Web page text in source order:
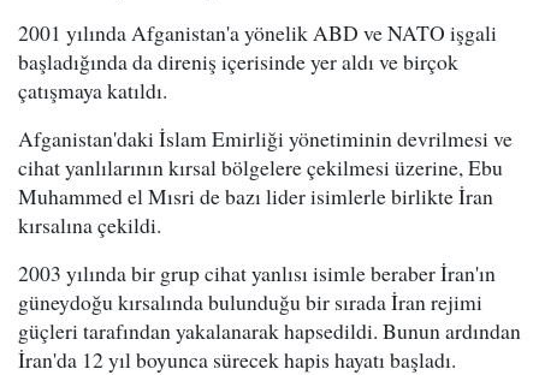
2001 yılında Afganistan'a yönelik ABD ve NATO işgali
başladığında da direniş içerisinde yer aldı ve birçok
çatışmaya katıldı.
Afganistan'daki İslam Emirliği yönetiminin devrilmesi ve
cihat yanlılarının kırsal bölgelere çekilmesi üzerine, Ebu
Muhammed el Mısri de bazı lider isimlerle birlikte İran
kırsalına çekildi.
2003 yılında bir grup cihat yanlısı isimle beraber İran'ın
güneydoğu kırsalında bulunduğu bir sırada İran rejimi
güçleri tarafından yakalanarak hapsedildi. Bunun ardından
İran'da 12 yıl boyunca sürecek hapis hayatı başladı.